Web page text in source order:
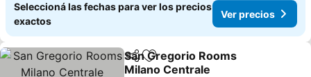
Seleccioná las fechas para ver los precios
exactos
Ver precios
CompartirAñadir a favoritos
San Gregorio Rooms
Milano Centrale